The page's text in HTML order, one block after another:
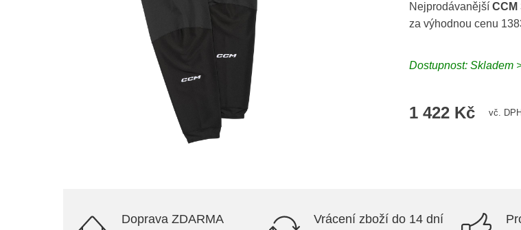
NejprodávanějšíCCM
za výhodnou cenu
Dostupnost: Skladem
1 422 Kč vč. DPH
Doprava ZDARMA Vrácení zboží do 14 dní